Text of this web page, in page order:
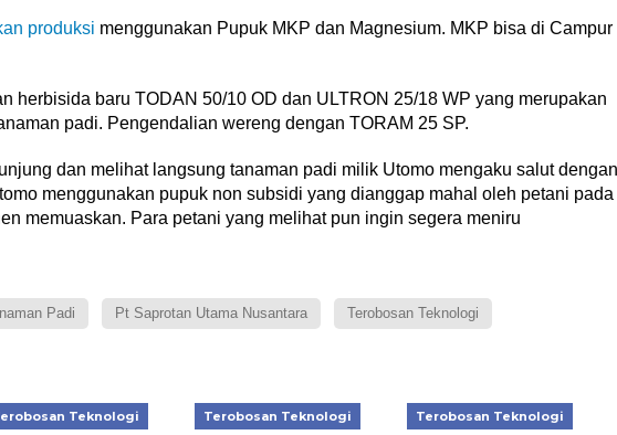
produksi menggunakan Pupuk MKP dan Magnesium. MKP bisa di Campur
herbisida baru TODAN 50/10 OD dan ULTRON 25/18 WP yang merupakan
padi. Pengendalian wereng dengan TORAM 25 SP.
dan melihat langsung tanaman padi milik Utomo mengaku salut dengan
menggunakan pupuk non subsidi yang dianggap mahal oleh petani pada
memuaskan. Para petani yang melihat pun ingin segera meniru
Padi Pt Saprotan Utama Nusantara Terobosan Teknologi
Teknologi Terobosan Teknologi Terobosan Teknologi